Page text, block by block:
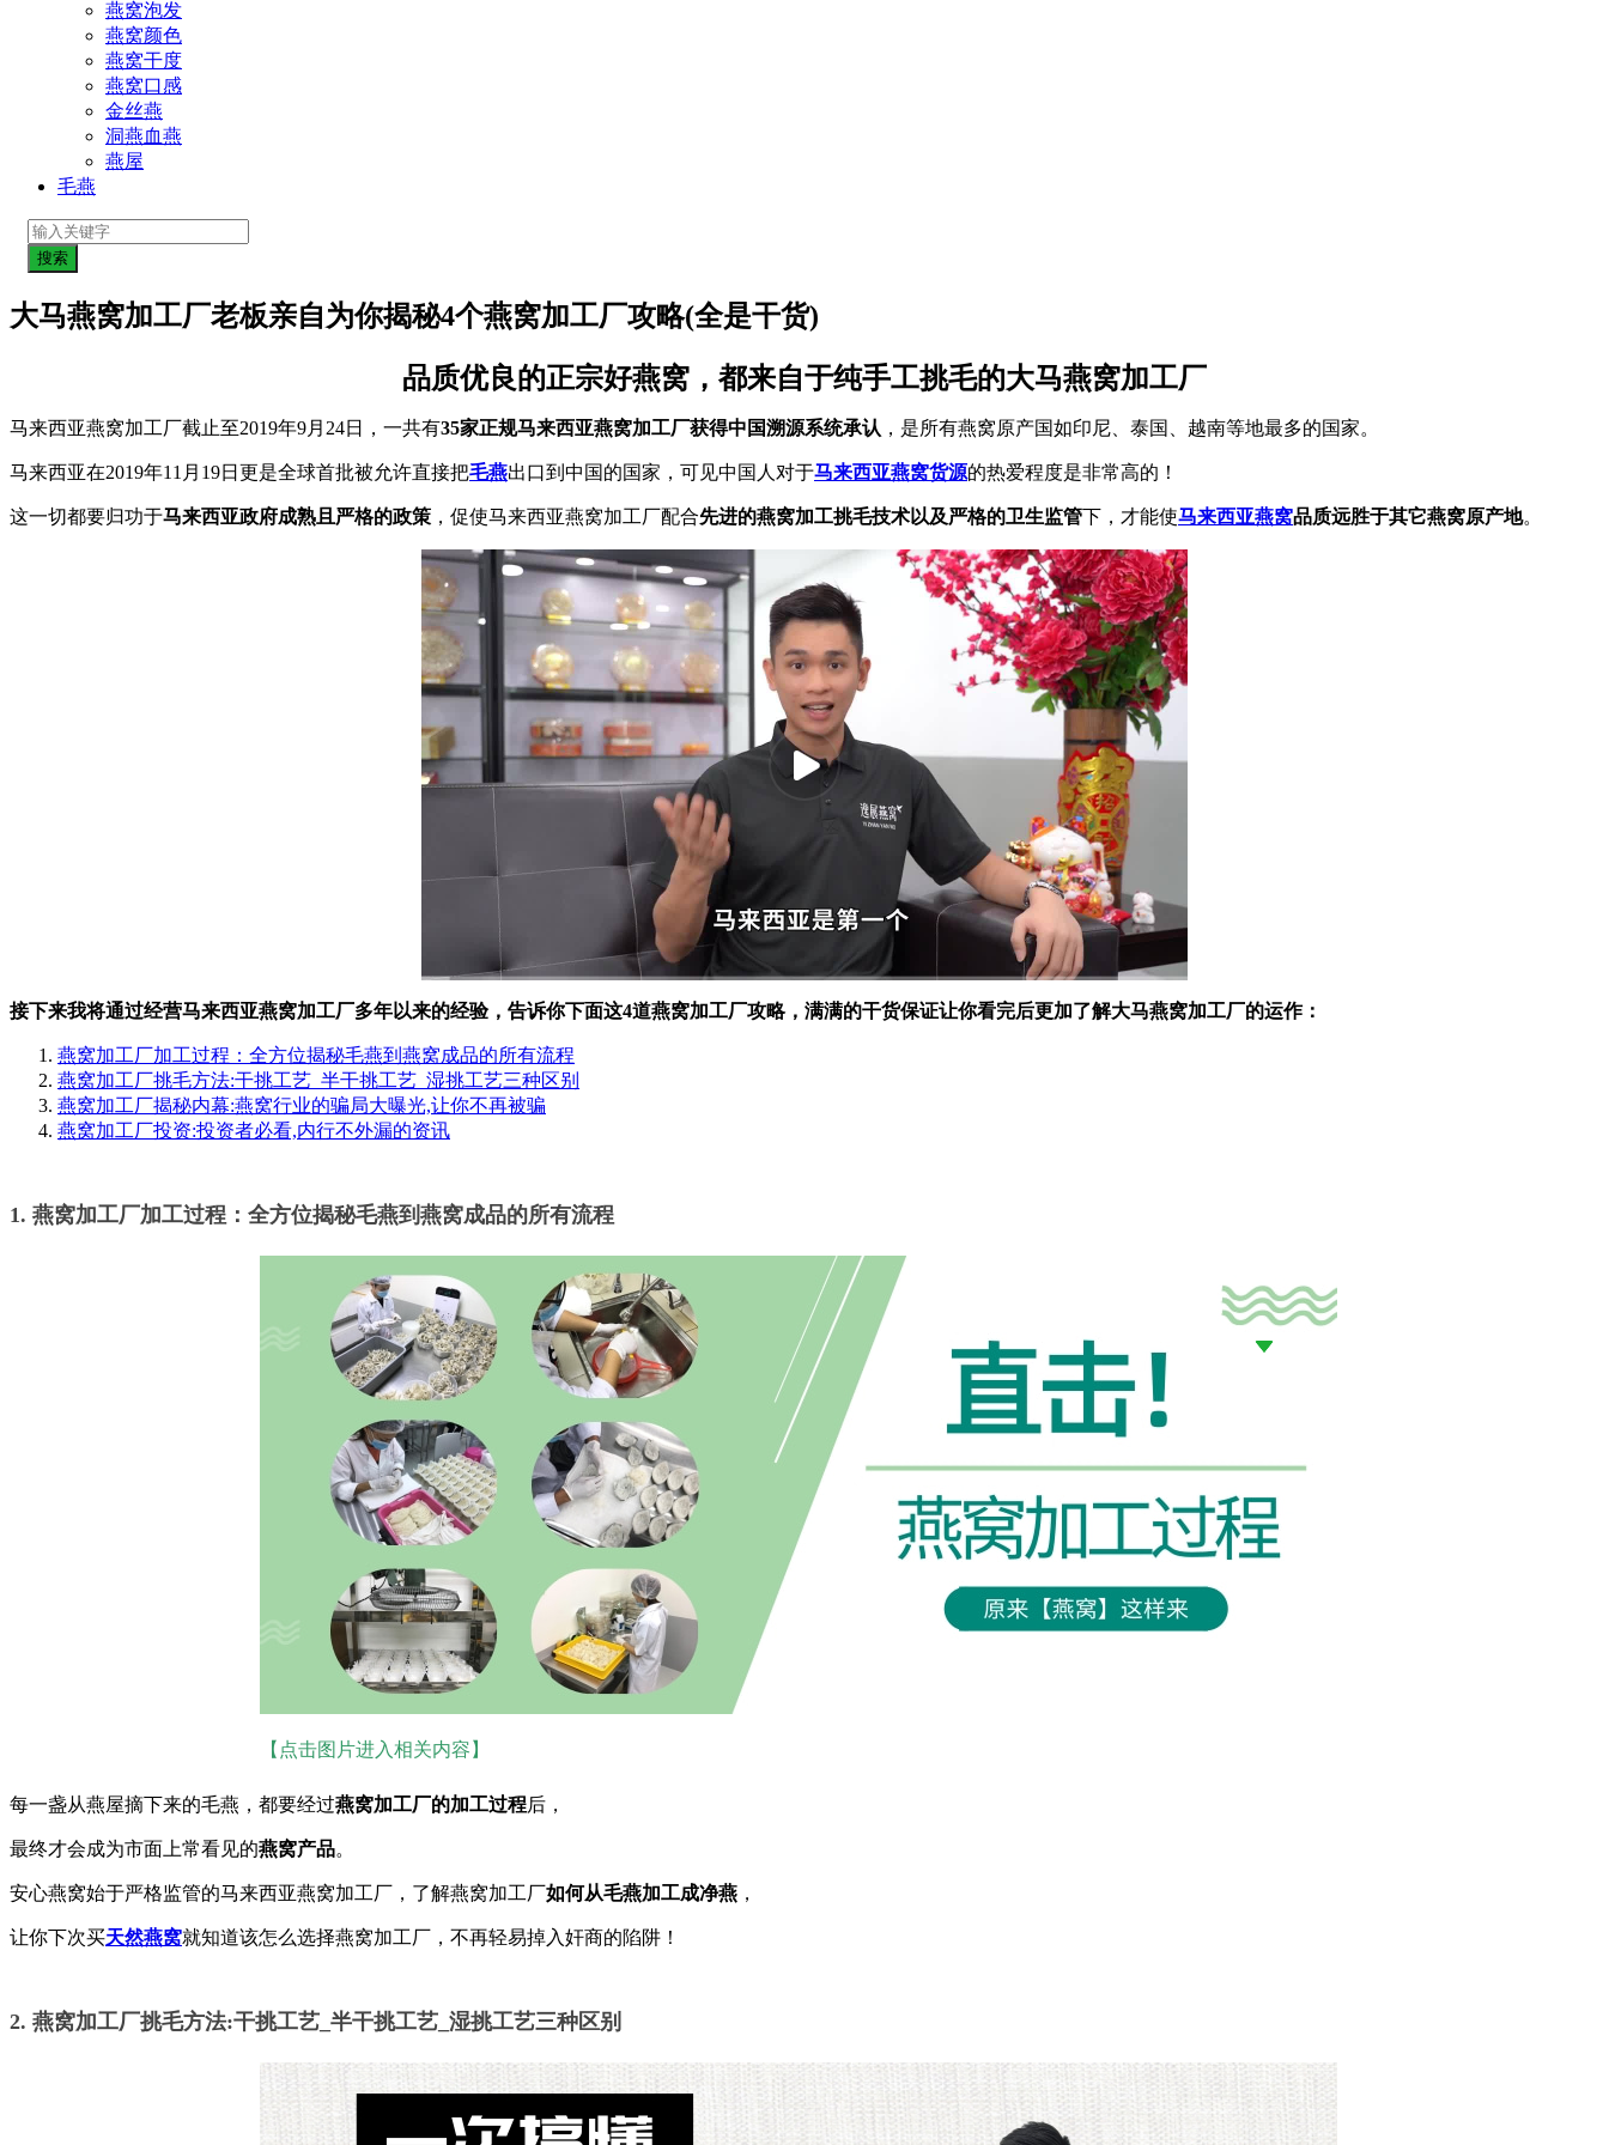
燕窝泡发
燕窝颜色
燕窝干度
燕窝口感
金丝燕
洞燕血燕
燕屋
毛燕
大马燕窝加工厂老板亲自为你揭秘4个燕窝加工厂攻略(全是干货)
品质优良的正宗好燕窝，都来自于纯手工挑毛的大马燕窝加工厂
马来西亚燕窝加工厂截止至2019年9月24日，一共有35家正规马来西亚燕窝加工厂获得中国溯源系统承认 ，是所有燕窝原产国如印尼、泰国、越南等地最多的国家。
马来西亚在2019年11月19日更是全球首批被允许直接把毛燕出口到中国的国家，可见中国人对于马来西亚燕窝货源的热爱程度是非常高的！
这一切都要归功于马来西亚政府成熟且严格的政策 ，促使马来西亚燕窝加工厂配合先进的燕窝加工挑毛技术以及严格的卫生监管下，才能使马来西亚燕窝品质远胜于其它燕窝原产地。
00:00/01:38 高清 1x
接下来我将通过经营马来西亚燕窝加工厂多年以来的经验，告诉你下面这4道燕窝加工厂攻略，满满的干货保证让你看完后更加了解大马燕窝加工厂的运作：
燕窝加工厂加工过程：全方位揭秘毛燕到燕窝成品的所有流程
燕窝加工厂挑毛方法:干挑工艺_半干挑工艺_湿挑工艺三种区别
燕窝加工厂揭秘内幕:燕窝行业的骗局大曝光,让你不再被骗
燕窝加工厂投资:投资者必看,内行不外漏的资讯
1. 燕窝加工厂加工过程：全方位揭秘毛燕到燕窝成品的所有流程
【点击图片进入相关内容】
每一盏从燕屋摘下来的毛燕，都要经过燕窝加工厂的加工过程后，
最终才会成为市面上常看见的燕窝产品。
安心燕窝始于严格监管的马来西亚燕窝加工厂，了解燕窝加工厂如何从毛燕加工成净燕 ，
让你下次买天然燕窝就知道该怎么选择燕窝加工厂，不再轻易掉入奸商的陷阱！
2. 燕窝加工厂挑毛方法:干挑工艺_半干挑工艺_湿挑工艺三种区别